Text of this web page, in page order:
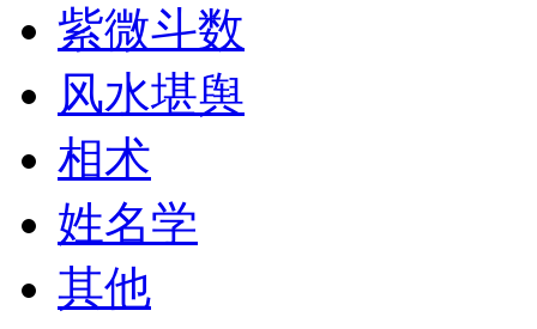
紫微斗数
风水堪舆
相术
姓名学
其他